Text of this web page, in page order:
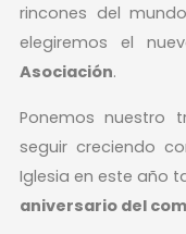
rincones del
elegiremos el
Asociación.
Ponemos nuestro
seguir creciendo
Iglesia en este año
aniversario del